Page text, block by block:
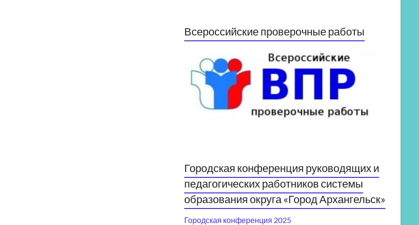
Всероссийские проверочные работы
Городская конференция руководящих и
педагогических работников системы
образования округа «Город Архангельск»
Городская конференция 2025